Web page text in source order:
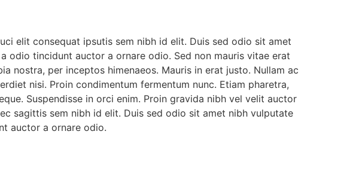
elit consequat ipsutis sem nibh id elit. Duis sed odio sit amet
odio tincidunt auctor a ornare odio. Sed non mauris vitae erat
nostra, per inceptos himenaeos. Mauris in erat justo. Nullam ac
nisi. Proin condimentum fermentum nunc. Etiam pharetra,
Suspendisse in orci enim. Proin gravida nibh vel velit auctor
sagittis sem nibh id elit. Duis sed odio sit amet nibh vulputate
auctor a ornare odio.